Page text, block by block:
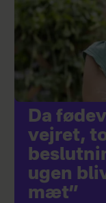
Da
vejret,
ugen
mæt”